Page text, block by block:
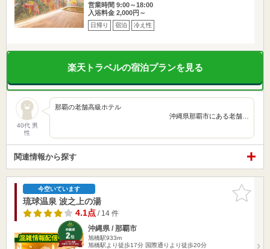
営業時間 9:00～18:00
入浴料金 2,000円～
日帰り 宿泊 冷え性
楽天トラベルの宿泊プランを見る
40代 男
性
那覇の老舗高級ホテル
沖縄県那覇市にある老舗…
関連情報から探す
お気に入
りに追加
今空いています
琉球温泉 波之上の湯
4.1点/ 14 件
沖縄県 / 那覇市
旭橋駅933m
旭橋駅より徒歩17分 国際通りより徒歩20分